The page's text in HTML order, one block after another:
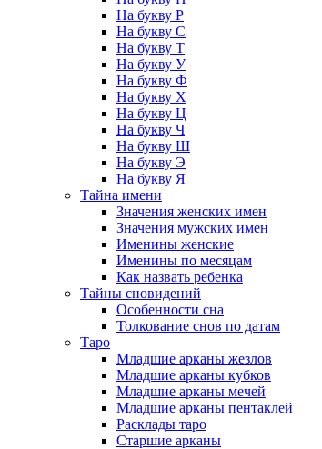
На букву Р
На букву С
На букву Т
На букву У
На букву Ф
На букву Х
На букву Ц
На букву Ч
На букву Ш
На букву Э
На букву Я
Тайна имени
Значения женских имен
Значения мужских имен
Именины женские
Именины по месяцам
Как назвать ребенка
Тайны сновидений
Особенности сна
Толкование снов по датам
Таро
Младшие арканы жезлов
Младшие арканы кубков
Младшие арканы мечей
Младшие арканы пентаклей
Расклады таро
Старшие арканы